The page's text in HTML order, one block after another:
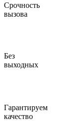
Срочность
вызова
Без
выходных
Гарантируем
качество